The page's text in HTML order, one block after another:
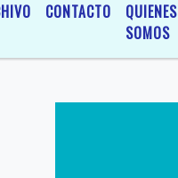
CONTACTO
QUIENES
SOMOS